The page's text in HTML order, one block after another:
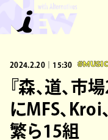
2024.2.20｜15:30
『森、道、市
にMFS、Kroi
繁ら15組